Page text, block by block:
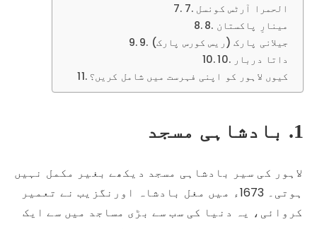
7. الحمرا آرٹس کونسل
8. مینارِ پاکستان
9. جیلانی پارک (ریس کورس پارک)
10. داتا دربار
کیوں لاہور کو اپنی فہرست میں شامل کریں؟
1. بادشاہی مسجد
لاہور کی سیر بادشاہی مسجد دیکھے بغیر مکمل نہیں
ہوتی۔ 1673ء میں مغل بادشاہ اورنگزیب نے تعمیر
کروائی، یہ دنیا کی سب سے بڑی مساجد میں سے ایک